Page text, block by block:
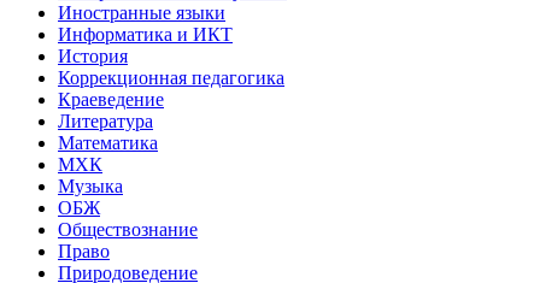
Иностранные языки
Информатика и ИКТ
История
Коррекционная педагогика
Краеведение
Литература
Математика
МХК
Музыка
ОБЖ
Обществознание
Право
Природоведение